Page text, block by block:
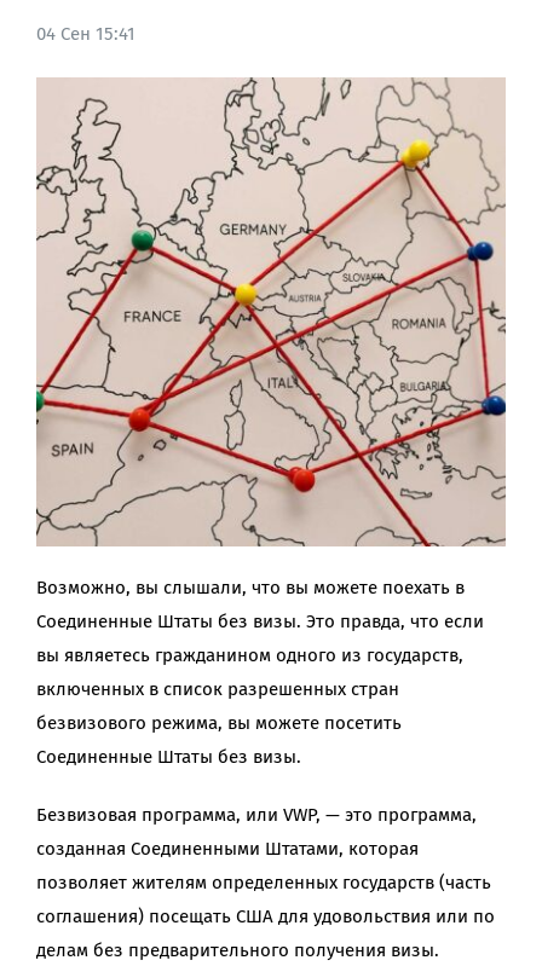
BLOG
04 Сен 15:41
Возможно, вы слышали, что вы можете поехать в
Соединенные Штаты без визы. Это правда, что если
вы являетесь гражданином одного из государств,
включенных в список разрешенных стран
безвизового режима, вы можете посетить
Соединенные Штаты без визы.
Безвизовая программа, или VWP, — это программа,
созданная Соединенными Штатами, которая
позволяет жителям определенных государств (часть
соглашения) посещать США для удовольствия или по
делам без предварительного получения визы.